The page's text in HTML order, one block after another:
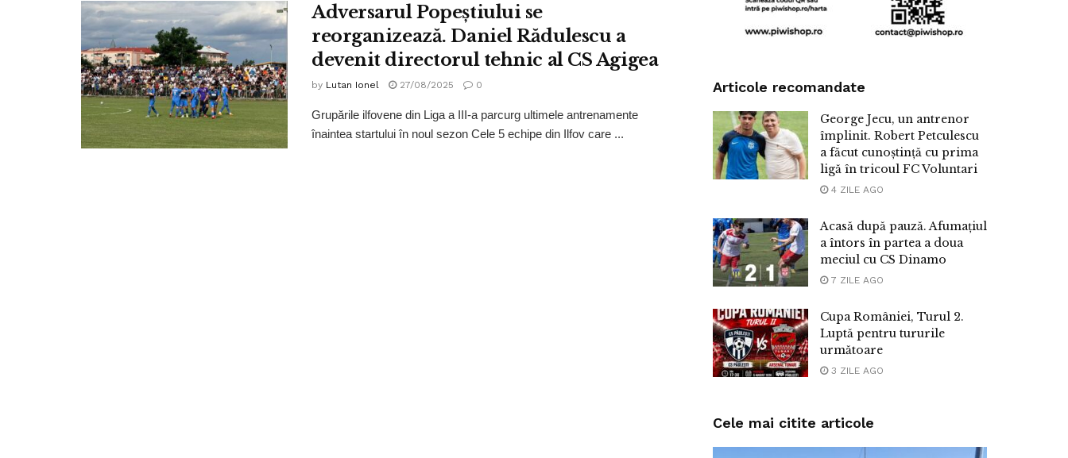
Adversarul Popeștiului se
reorganizează. Daniel Rădulescu a
devenit directorul tehnic al CS Agigea
by Lutan Ionel 27/08/2025 0
Grupările ilfovene din Liga a III-a parcurg ultimele antrenamente
înaintea startului în noul sezon Cele 5 echipe din Ilfov care ...
Articole recomandate
George Jecu, un antrenor
împlinit. Robert Petculescu
a făcut cunoștință cu prima
ligă în tricoul FC Voluntari
4 ZILE AGO
Acasă după pauză. Afumațiul
a întors în partea a doua
meciul cu CS Dinamo
7 ZILE AGO
Cupa României, Turul 2.
Luptă pentru tururile
următoare
3 ZILE AGO
Cele mai citite articole